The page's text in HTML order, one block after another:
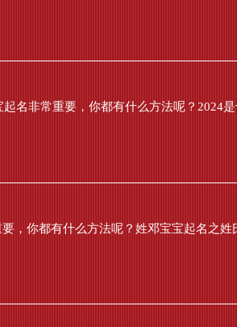
名非常重要，你都有什么方法呢？2024
，你都有什么方法呢？姓邓宝宝起名之